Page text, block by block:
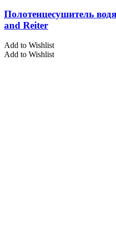
Полотенцесушитель
and Reiter
Add to Wishlist
Add to Wishlist